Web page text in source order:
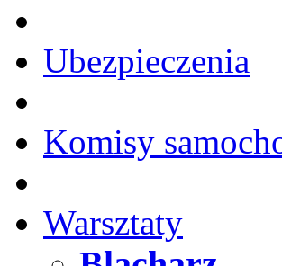
Ubezpieczenia
Komisy
Warsztaty